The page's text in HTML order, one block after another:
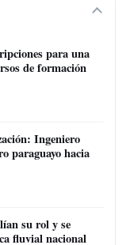
para una
de formación
Ingeniero
paraguayo hacia
su rol y se
fluvial nacional